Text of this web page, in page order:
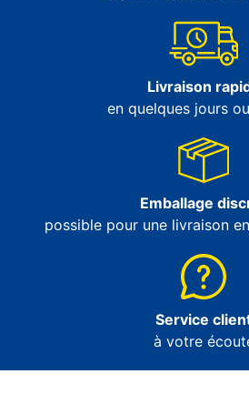
Livraison
en quelques jours
Emballage
possible pour une livraison
Service
à votre